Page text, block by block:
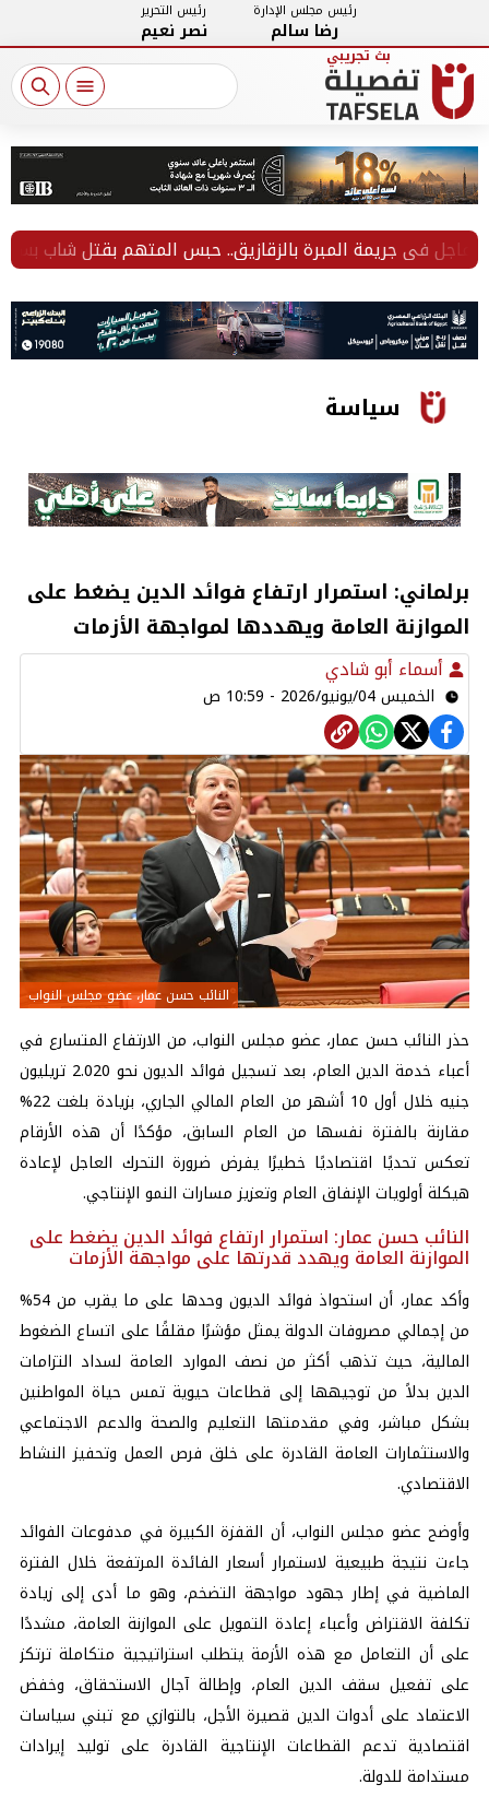
رئيس مجلس الإدارة
رضا سالم
رئيس التحرير
نصر نعيم
في جريمة المبرة بالزقازيق.. حبس المتهم بقتل شاب بسبب
سياسة
برلماني: استمرار ارتفاع فوائد الدين يضغط على
الموازنة العامة ويهددها لمواجهة الأزمات
أسماء أبو شادي
الخميس 04/يونيو/2026 - 10:59 ص
النائب حسن عمار، عضو مجلس النواب
حذر النائب حسن عمار، عضو مجلس النواب، من الارتفاع المتسارع في
أعباء خدمة الدين العام، بعد تسجيل فوائد الديون نحو 2.020 تريليون
جنيه خلال أول 10 أشهر من العام المالي الجاري، بزيادة بلغت 22%
مقارنة بالفترة نفسها من العام السابق، مؤكدًا أن هذه الأرقام
تعكس تحديًا اقتصاديًا خطيرًا يفرض ضرورة التحرك العاجل لإعادة
هيكلة أولويات الإنفاق العام وتعزيز مسارات النمو الإنتاجي.
النائب حسن عمار: استمرار ارتفاع فوائد الدين يضغط على
الموازنة العامة ويهدد قدرتها على مواجهة الأزمات
وأكد عمار، أن استحواذ فوائد الديون وحدها على ما يقرب من 54%
من إجمالي مصروفات الدولة يمثل مؤشرًا مقلقًا على اتساع الضغوط
المالية، حيث تذهب أكثر من نصف الموارد العامة لسداد التزامات
الدين بدلاً من توجيهها إلى قطاعات حيوية تمس حياة المواطنين
بشكل مباشر، وفي مقدمتها التعليم والصحة والدعم الاجتماعي
والاستثمارات العامة القادرة على خلق فرص العمل وتحفيز النشاط
الاقتصادي.
وأوضح عضو مجلس النواب، أن القفزة الكبيرة في مدفوعات الفوائد
جاءت نتيجة طبيعية لاستمرار أسعار الفائدة المرتفعة خلال الفترة
الماضية في إطار جهود مواجهة التضخم، وهو ما أدى إلى زيادة
تكلفة الاقتراض وأعباء إعادة التمويل على الموازنة العامة، مشددًا
على أن التعامل مع هذه الأزمة يتطلب استراتيجية متكاملة ترتكز
على تفعيل سقف الدين العام، وإطالة آجال الاستحقاق، وخفض
الاعتماد على أدوات الدين قصيرة الأجل، بالتوازي مع تبني سياسات
اقتصادية تدعم القطاعات الإنتاجية القادرة على توليد إيرادات
مستدامة للدولة.